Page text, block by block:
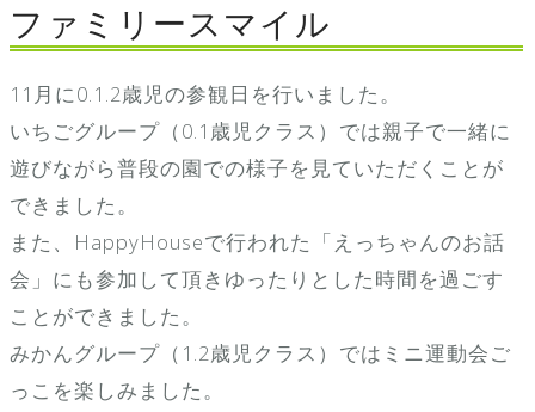
プ
ファミリースマイル
11月に0.1.2歳児の参観日を行いました。
いちごグループ（0.1歳児クラス）では親子で一緒に
遊びながら普段の園での様子を見ていただくことが
できました。
また、HappyHouseで行われた「えっちゃんのお話
会」にも参加して頂きゆったりとした時間を過ごす
ことができました。
みかんグループ（1.2歳児クラス）ではミニ運動会ご
っこを楽しみました。